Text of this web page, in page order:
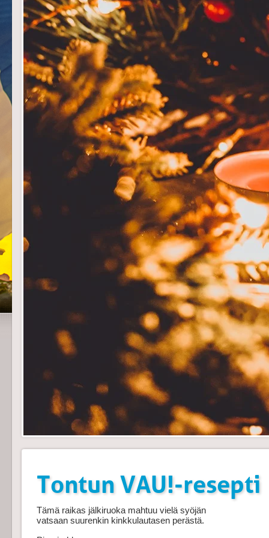
Tontun VAU!-resepti
Tämä raikas jälkiruoka mahtuu vielä syöjän
vatsaan suurenkin kinkkulautasen perästä.